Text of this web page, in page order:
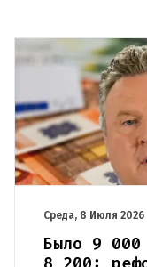
Среда, 8 Июля 2026
Было 9